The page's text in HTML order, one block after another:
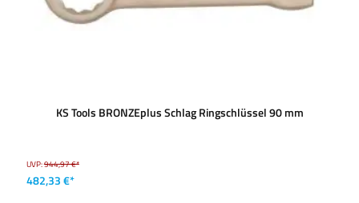
KS Tools BRONZEplus Schlag Ringschlüssel 90 mm
UVP:944,97 €*
482,33 €*